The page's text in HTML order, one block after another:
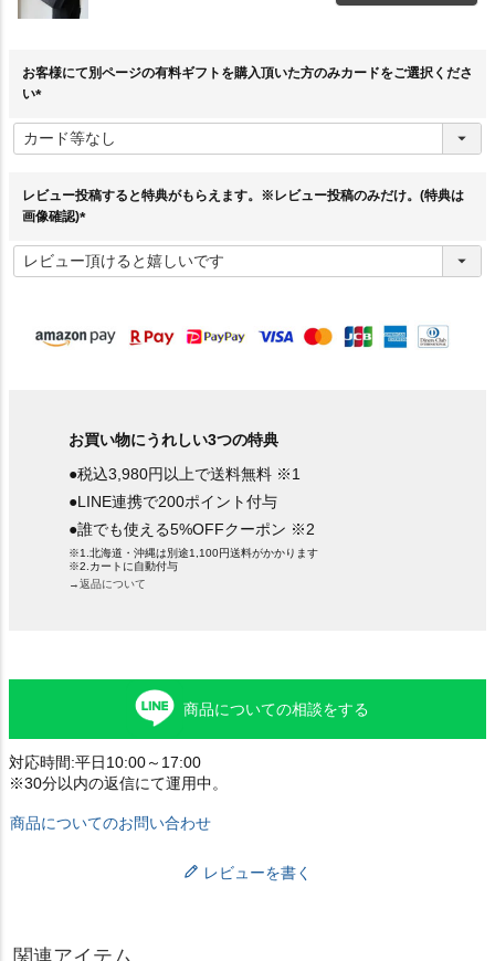
お客様にて別ページの有料ギフトを購入頂いた方のみカードをご選択くださ
い
必
須
レビュー投稿すると特典がもらえます。※レビュー投稿のみだけ。(特典は
画像確認)
必
須
お買い物にうれしい3つの特典
●税込3,980円以上で送料無料 ※1
●LINE連携で200ポイント付与
●誰でも使える5%OFFクーポン ※2
※1.北海道・沖縄は別途1,100円送料がかかります
※2.カートに自動付与
→返品について
商品についての相談をする
対応時間:平日10:00～17:00
※30分以内の返信にて運用中。
商品についてのお問い合わせ
レビューを書く
関連アイテム